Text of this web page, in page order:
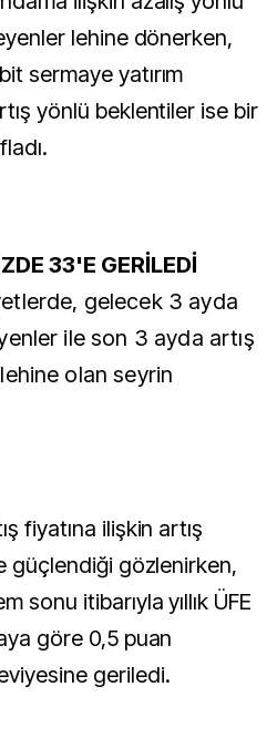
lehine dönerken,
sermaye yatırım
yönlü beklentiler ise bir
33'E GERİLEDİ
gelecek 3 ayda
ile son 3 ayda artış
olan seyrin
fiyatına ilişkin artış
güçlendiği gözlenirken,
sonu itibarıyla yıllık ÜFE
göre 0,5 puan
geriledi.